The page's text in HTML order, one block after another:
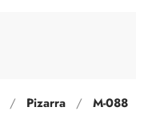
Pizarra
M-088